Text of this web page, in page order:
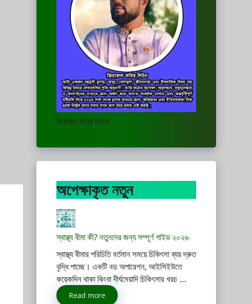
জিয়ারুল কবির লিটন
অপেক্ষাকৃত নতুন
স্বাস্থ্য বীমা কী? নতুনদের জন্য সম্পূর্ণ গাইড ২০২৬
স্বাস্থ্য বীমার পরিচিতি বর্তমান সময়ে চিকিৎসা ব্যয় দ্রুত
বৃদ্ধি পাচ্ছে। একটি বড় অপারেশন, আইসিইউতে
কয়েকদিন থাকা কিংবা দীর্ঘমেয়াদি চিকিৎসার খরচ ...
Read more